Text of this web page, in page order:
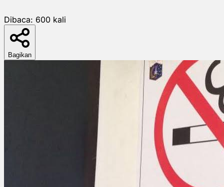
Dibaca: 600 kali
Bagikan